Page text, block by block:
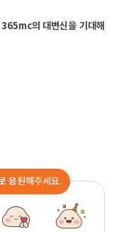
의 대변신을 기대해
응원해주세요.